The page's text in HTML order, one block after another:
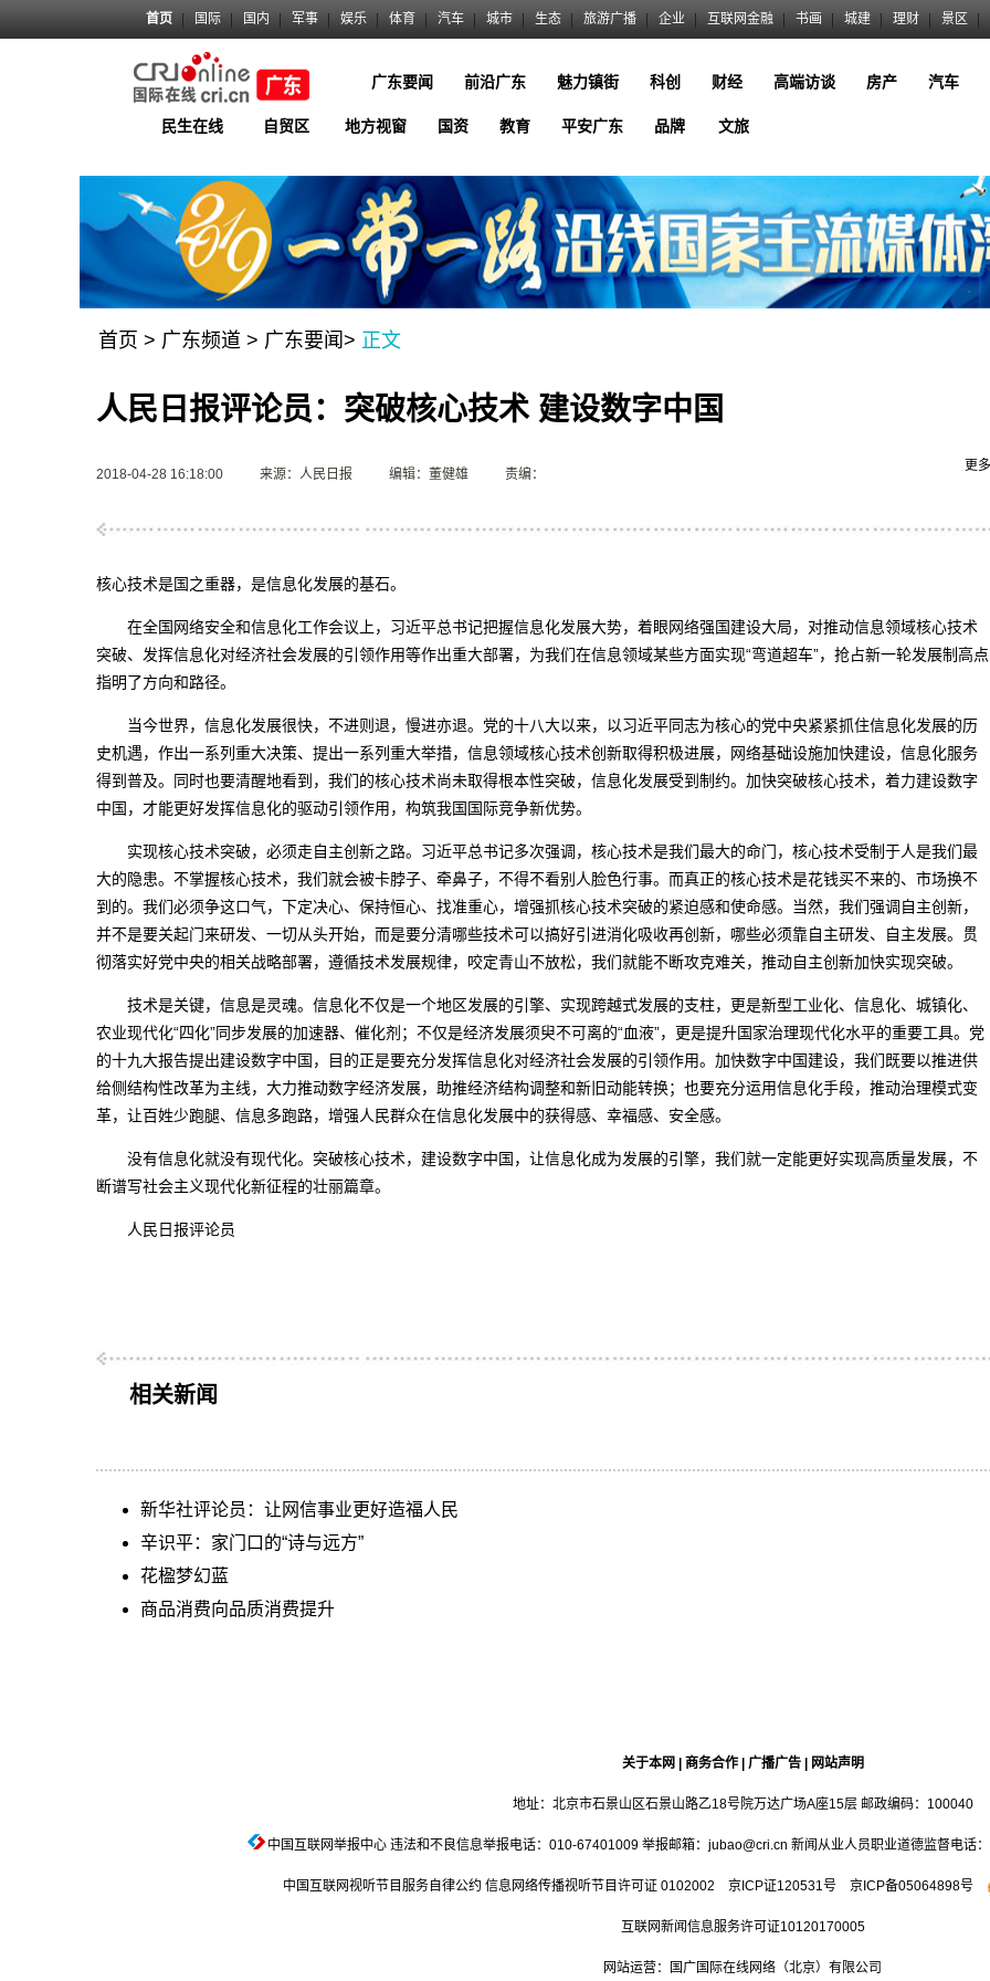
首页 国际 国内 军事 娱乐 体育 汽车 城市 生态 旅游广播 企业 互联网金融 书画 城建 理财 景区
广东要闻 前沿广东 魅力镇街 科创 财经 高端访谈 房产 汽车
民生在线 自贸区 地方视窗 国资 教育 平安广东 品牌 文旅
首页 > 广东频道 > 广东要闻 > 正文
人民日报评论员：突破核心技术 建设数字中国
2018-04-28 16:18:00 来源：人民日报 编辑：董健雄 责编：
更多
核心技术是国之重器，是信息化发展的基石。
在全国网络安全和信息化工作会议上，习近平总书记把握信息化发展大势，着眼网络强国建设大局，对推动信息领域核心技术
突破、发挥信息化对经济社会发展的引领作用等作出重大部署，为我们在信息领域某些方面实现“弯道超车”，抢占新一轮发展制高点
指明了方向和路径。
当今世界，信息化发展很快，不进则退，慢进亦退。党的十八大以来，以习近平同志为核心的党中央紧紧抓住信息化发展的历
史机遇，作出一系列重大决策、提出一系列重大举措，信息领域核心技术创新取得积极进展，网络基础设施加快建设，信息化服务
得到普及。同时也要清醒地看到，我们的核心技术尚未取得根本性突破，信息化发展受到制约。加快突破核心技术，着力建设数字
中国，才能更好发挥信息化的驱动引领作用，构筑我国国际竞争新优势。
实现核心技术突破，必须走自主创新之路。习近平总书记多次强调，核心技术是我们最大的命门，核心技术受制于人是我们最
大的隐患。不掌握核心技术，我们就会被卡脖子、牵鼻子，不得不看别人脸色行事。而真正的核心技术是花钱买不来的、市场换不
到的。我们必须争这口气，下定决心、保持恒心、找准重心，增强抓核心技术突破的紧迫感和使命感。当然，我们强调自主创新，
并不是要关起门来研发、一切从头开始，而是要分清哪些技术可以搞好引进消化吸收再创新，哪些必须靠自主研发、自主发展。贯
彻落实好党中央的相关战略部署，遵循技术发展规律，咬定青山不放松，我们就能不断攻克难关，推动自主创新加快实现突破。
技术是关键，信息是灵魂。信息化不仅是一个地区发展的引擎、实现跨越式发展的支柱，更是新型工业化、信息化、城镇化、
农业现代化“四化”同步发展的加速器、催化剂；不仅是经济发展须臾不可离的“血液”，更是提升国家治理现代化水平的重要工具。党
的十九大报告提出建设数字中国，目的正是要充分发挥信息化对经济社会发展的引领作用。加快数字中国建设，我们既要以推进供
给侧结构性改革为主线，大力推动数字经济发展，助推经济结构调整和新旧动能转换；也要充分运用信息化手段，推动治理模式变
革，让百姓少跑腿、信息多跑路，增强人民群众在信息化发展中的获得感、幸福感、安全感。
没有信息化就没有现代化。突破核心技术，建设数字中国，让信息化成为发展的引擎，我们就一定能更好实现高质量发展，不
断谱写社会主义现代化新征程的壮丽篇章。
人民日报评论员
相关新闻
新华社评论员：让网信事业更好造福人民
辛识平：家门口的“诗与远方”
花楹梦幻蓝
商品消费向品质消费提升
关于本网 商务合作| 广播广告| 网站声明
地址：北京市石景山区石景山路乙18号院万达广场A座15层 邮政编码：100040
中国互联网举报中心违法和不良信息举报电话：010-67401009 举报邮箱：jubao@cri.cn 新闻从业人员职业道德监督电话
中国互联网视听节目服务自律公约 信息网络传播视听节目许可证 0102002 京ICP证120531号 京ICP备05064898号
互联网新闻信息服务许可证10120170005
网站运营：国广国际在线网络（北京）有限公司